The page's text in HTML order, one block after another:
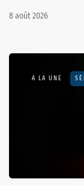
8 août 2026
A LA UNE